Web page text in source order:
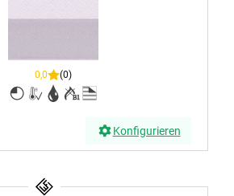
0,0 (0)
Konfigurieren